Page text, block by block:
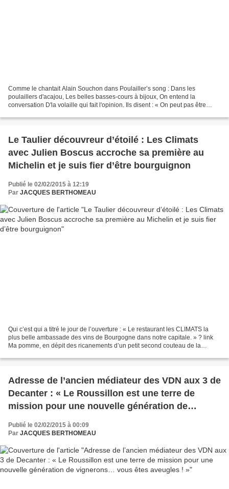
Comme le chantait Alain Souchon dans Poulailler’s song : Dans les
poulaillers d'acajou, Les belles basses-cours à bijoux, On entend la
conversation D'la volaille qui fait l'opinion. Ils disent : « On peut pas être
Le Taulier découvreur d’étoilé : Les Climats
avec Julien Boscus accroche sa première au
Michelin et je suis fier d’être bourguignon
Publié le 02/02/2015 à 12:19
Par JACQUES BERTHOMEAU
Qui c’est qui a titré le jour de l’ouverture : « Le restaurant les CLIMATS la
plus belle ambassade des vins de Bourgogne dans notre capitale. » ? link
Ma pomme, en dépit des ricanements d’un petit second couteau de la
Adresse de l’ancien médiateur des VDN aux 3 de
Decanter : « Le Roussillon est une terre de
mission pour une nouvelle génération de
vignerons… vous êtes aveugles ! »
Publié le 02/02/2015 à 00:09
Par JACQUES BERTHOMEAU